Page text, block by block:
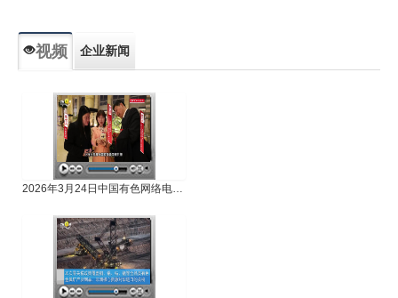
视频 企业新闻
2026年3月24日中国有色网络电视新闻